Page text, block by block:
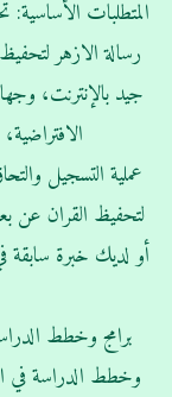
المتطلبات الأساسية:
رسالة الازهر
جيد بالإنترنت،
عملية التسجيل
لتحفيظ القران عن
أو لديك خبرة سابقة
برامج وخطط
وخطط الدراسة في